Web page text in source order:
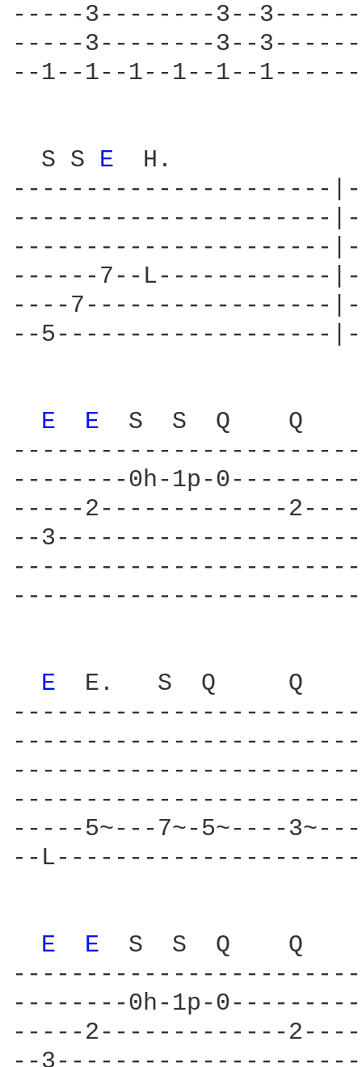
-----3--------3--
-----3--------3--
--1--1--1--1--1--
  S S
E
----------------------
----------------------
----------------------
------7--L------------
----7-----------------
--5-------------------
E E S  S  Q    Q
--------0h-1p-
-----2-------------
--
E
E.   S  Q
-----5~---7~-5~----
--
E E S  S  Q    Q
--------0h-1p-
-----2-------------
--